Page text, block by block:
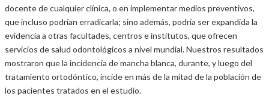
docente de cualquier clínica, o en implementar medios preventivos,
que incluso podrían erradicarla; sino además, podría ser expandida la
evidencia a otras facultades, centros e institutos, que ofrecen
servicios de salud odontológicos a nivel mundial. Nuestros resultados
mostraron que la incidencia de mancha blanca, durante, y luego del
tratamiento ortodóntico, incide en más de la mitad de la población de
los pacientes tratados en el estudio.